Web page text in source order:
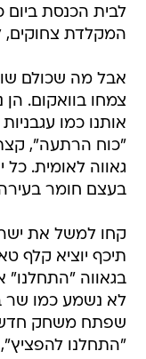
לבית הכנסת ביום
המקלדת צחוקים,
אבל מה שכולם
צמחו בוואקום.
אותנו כמו
"כוח הרתעה",
גאווה לאומית. כל
בעצם חומר בעירה
קחו למשל את
תיכף יוציא קלף
בגאווה "התחלנו"
שפתח משחק חדש
"התחלנו